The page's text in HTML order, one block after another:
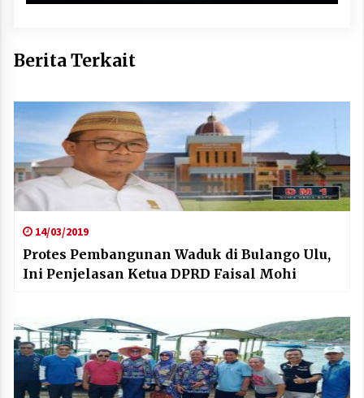
Berita Terkait
14/03/2019
Protes Pembangunan Waduk di Bulango Ulu,
Ini Penjelasan Ketua DPRD Faisal Mohi